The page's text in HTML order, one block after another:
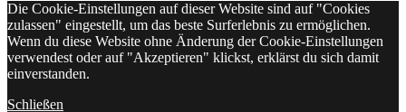
Die Cookie-Einstellungen auf dieser Website sind auf "Cookies
zulassen" eingestellt, um das beste Surferlebnis zu ermöglichen.
Wenn du diese Website ohne Änderung der Cookie-Einstellungen
verwendest oder auf "Akzeptieren" klickst, erklärst du sich damit
einverstanden.
Schließen